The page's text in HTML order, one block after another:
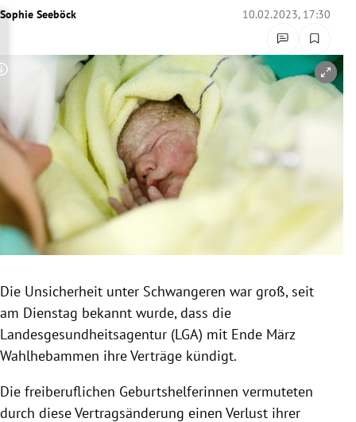
Untermenü
Untermenü
Untermenü
Untermenü
Untermenü
Untermenü
Untermenü
Sophie Seeböck 10.02.2023, 17:30
Copyright-Hinweis öffnen/schließen
Die Unsicherheit unter Schwangeren war groß, seit
am Dienstag bekannt wurde, dass die
Landesgesundheitsagentur (LGA) mit Ende März
Wahlhebammen ihre Verträge kündigt.
Die freiberuflichen Geburtshelferinnen vermuteten
durch diese Vertragsänderung einen Verlust ihrer